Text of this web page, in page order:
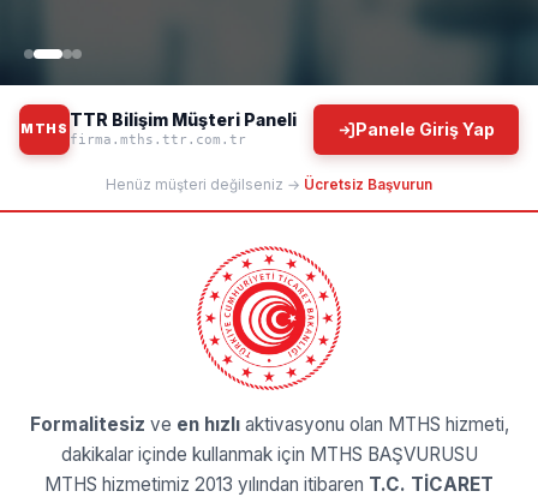
MTHS TTR Bilişim Müşteri Paneli
firma.mths.ttr.com.tr Panele Giriş Yap
Henüz müşteri değilseniz → Ücretsiz Başvurun
Formalitesiz ve en hızlı aktivasyonu olan MTHS hizmeti,
dakikalar içinde kullanmak için MTHS BAŞVURUSU
MTHS hizmetimiz 2013 yılından itibaren T.C. TİCARET